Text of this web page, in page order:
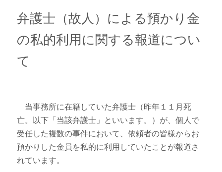
弁護士（故人）による預かり金
の私的利用に関する報道につい
て
当事務所に在籍していた弁護士（昨年１１月死
亡。以下「当該弁護士」といいます。）が、個人で
受任した複数の事件において、依頼者の皆様からお
預かりした金員を私的に利用していたことが報道さ
れています。